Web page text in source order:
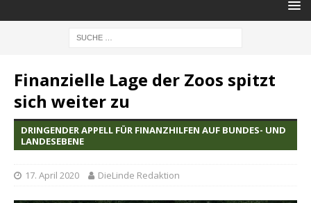
Finanzielle Lage der Zoos spitzt
sich weiter zu
DRINGENDER APPELL FÜR FINANZHILFEN AUF BUNDES- UND
LANDESEBENE
17. April 2020 DieLinde Redaktion